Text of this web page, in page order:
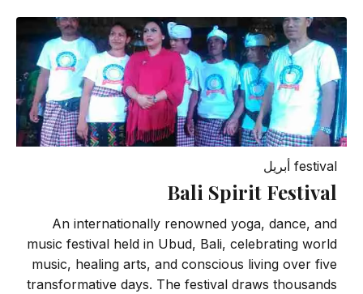
festival أبريل
Bali Spirit Festival
An internationally renowned yoga, dance, and
music festival held in Ubud, Bali, celebrating world
music, healing arts, and conscious living over five
transformative days. The festival draws thousands